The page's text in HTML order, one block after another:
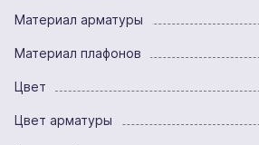
Материал арматуры
Материал плафонов
Цвет
Цвет арматуры